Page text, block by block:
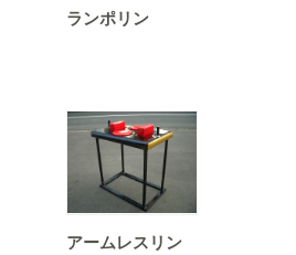
ランポリン
アームレスリン